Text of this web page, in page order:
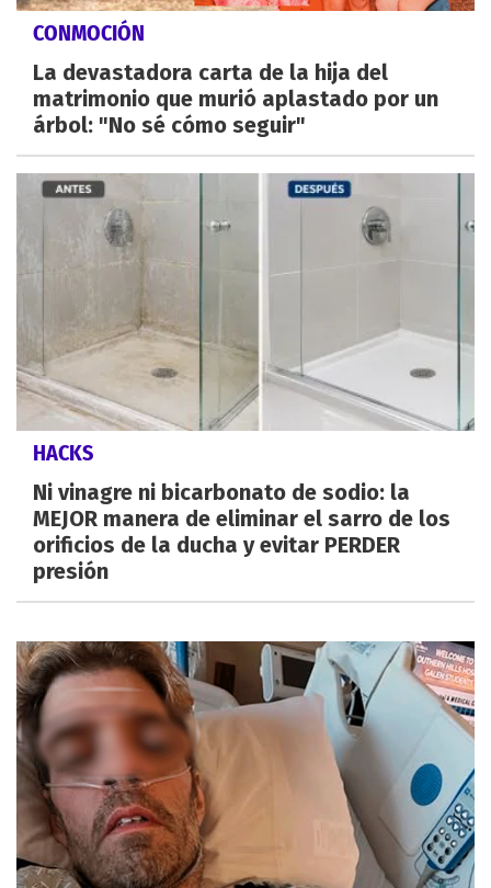
CONMOCIÓN
La devastadora carta de la hija del
matrimonio que murió aplastado por un
árbol: "No sé cómo seguir"
HACKS
Ni vinagre ni bicarbonato de sodio: la
MEJOR manera de eliminar el sarro de los
orificios de la ducha y evitar PERDER
presión